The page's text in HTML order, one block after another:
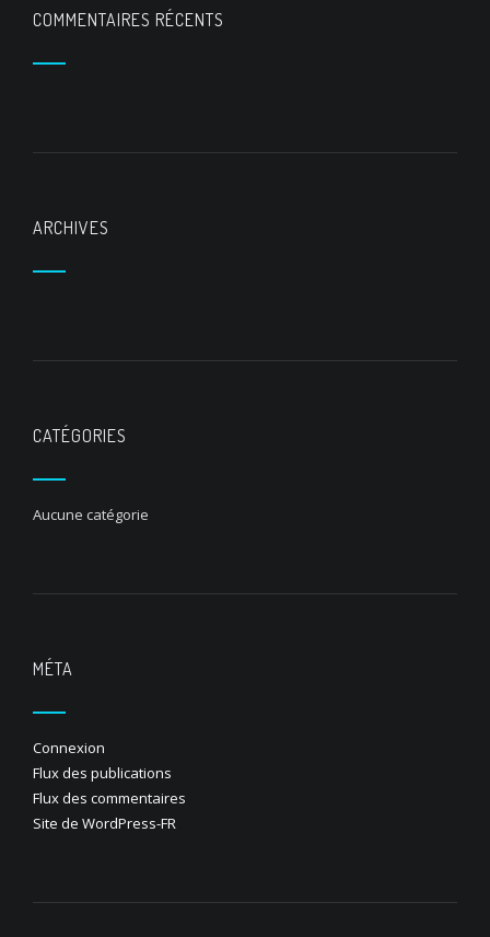
COMMENTAIRES RÉCENTS
ARCHIVES
CATÉGORIES
Aucune catégorie
MÉTA
Connexion
Flux des publications
Flux des commentaires
Site de WordPress-FR